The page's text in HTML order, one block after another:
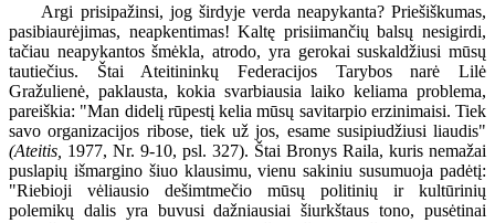
Argi prisipažinsi, jog širdyje verda neapykanta? Priešiškumas,
pasibiaurėjimas, neapkentimas! Kaltę prisiimančių balsų nesigirdi,
tačiau neapykantos šmėkla, atrodo, yra gerokai suskaldžiusi mūsų
tautiečius. Štai Ateitininkų Federacijos Tarybos narė Lilė
Gražulienė, paklausta, kokia svarbiausia laiko keliama problema,
pareiškia: "Man didelį rūpestį kelia mūsų savitarpio erzinimaisi. Tiek
savo organizacijos ribose, tiek už jos, esame susipiudžiusi liaudis"
(Ateitis, 1977, Nr. 9-10, psl. 327). Štai Bronys Raila, kuris nemažai
puslapių išmargino šiuo klausimu, vienu sakiniu susumuoja padėtį:
"Riebioji vėliausio dešimtmečio mūsų politinių ir kultūrinių
polemikų dalis yra buvusi dažniausiai šiurkštaus tono, pusėtinai